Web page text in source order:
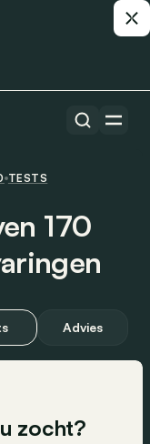
TESTS
170
Advies
zocht?